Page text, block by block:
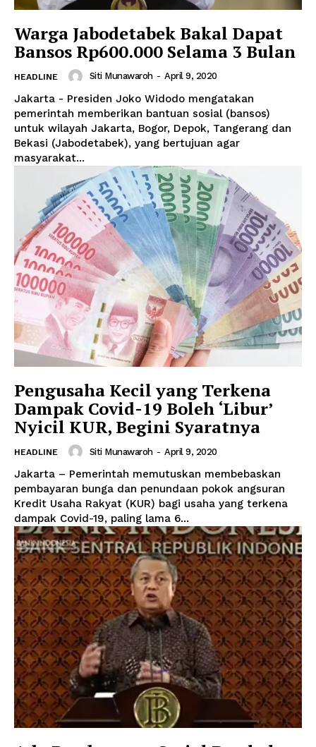
Warga Jabodetabek Bakal Dapat
Bansos Rp600.000 Selama 3 Bulan
HEADLINE Siti Munawaroh - April 9, 2020
Jakarta - Presiden Joko Widodo mengatakan
pemerintah memberikan bantuan sosial (bansos)
untuk wilayah Jakarta, Bogor, Depok, Tangerang dan
Bekasi (Jabodetabek), yang bertujuan agar
masyarakat...
Pengusaha Kecil yang Terkena
Dampak Covid-19 Boleh ‘Libur’
Nyicil KUR, Begini Syaratnya
HEADLINE Siti Munawaroh - April 9, 2020
Jakarta – Pemerintah memutuskan membebaskan
pembayaran bunga dan penundaan pokok angsuran
Kredit Usaha Rakyat (KUR) bagi usaha yang terkena
dampak Covid-19, paling lama 6...